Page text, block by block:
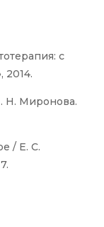
с
2014.
Н. Миронова.
/ Е. С.